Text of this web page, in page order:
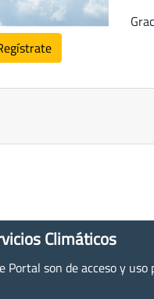
Climáticos
son de acceso y